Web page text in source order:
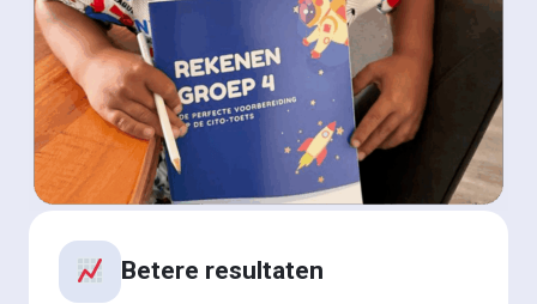
Betere resultaten